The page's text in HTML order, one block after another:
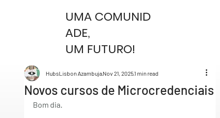
UMA COMUNID
ADE,
UM FUTURO!
Novos cursos de Microcredenciais
HubsLisbon AzambujaNov 21, 20251 min read
Bom dia.